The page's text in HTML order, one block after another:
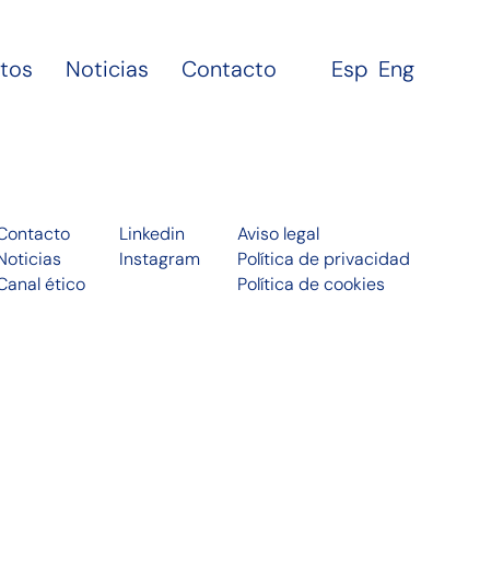
Noticias Contacto Esp Eng
ético
Linkedin
Instagram
Aviso legal
Política de privacidad
Política de cookies